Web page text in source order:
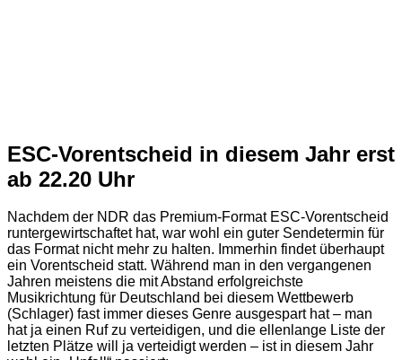
ESC-Vorentscheid in diesem Jahr erst
ab 22.20 Uhr
Nachdem der NDR das Premium-Format ESC-Vorentscheid
runtergewirtschaftet hat, war wohl ein guter Sendetermin für
das Format nicht mehr zu halten. Immerhin findet überhaupt
ein Vorentscheid statt. Während man in den vergangenen
Jahren meistens die mit Abstand erfolgreichste
Musikrichtung für Deutschland bei diesem Wettbewerb
(Schlager) fast immer dieses Genre ausgespart hat – man
hat ja einen Ruf zu verteidigen, und die ellenlange Liste der
letzten Plätze will ja verteidigt werden – ist in diesem Jahr